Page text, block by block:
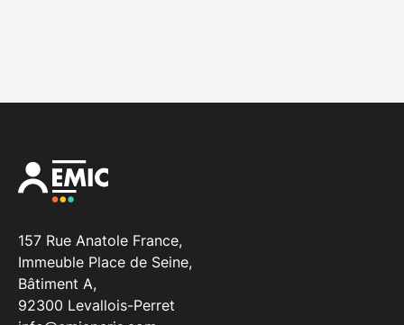
157 Rue Anatole France,
Immeuble Place de Seine,
Bâtiment A,
92300 Levallois-Perret